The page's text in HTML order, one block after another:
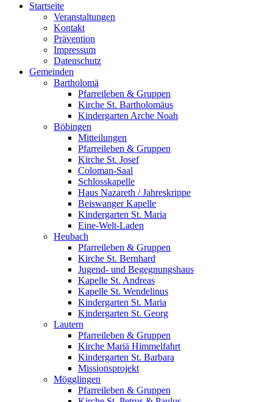
Startseite
Veranstaltungen
Kontakt
Prävention
Impressum
Datenschutz
Gemeinden
Bartholomä
Pfarreileben & Gruppen
Kirche St. Bartholomäus
Kindergarten Arche Noah
Böbingen
Mitteilungen
Pfarreileben & Gruppen
Kirche St. Josef
Coloman-Saal
Schlosskapelle
Haus Nazareth / Jahreskrippe
Beiswanger Kapelle
Kindergarten St. Maria
Eine-Welt-Laden
Heubach
Pfarreileben & Gruppen
Kirche St. Bernhard
Jugend- und Begegnungshaus
Kapelle St. Andreas
Kapelle St. Wendelinus
Kindergarten St. Maria
Kindergarten St. Georg
Lautern
Pfarreileben & Gruppen
Kirche Mariä Himmelfahrt
Kindergarten St. Barbara
Missionsprojekt
Mögglingen
Pfarreileben & Gruppen